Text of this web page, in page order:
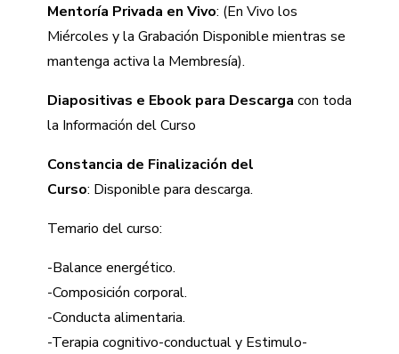
Mentoría Privada en Vivo: (En Vivo los
Miércoles y la Grabación Disponible mientras se
mantenga activa la Membresía).
Diapositivas e Ebook para Descarga con toda
la Información del Curso
Constancia de Finalización del
Curso: Disponible para descarga.
Temario del curso:
-Balance energético.
-Composición corporal.
-Conducta alimentaria.
-Terapia cognitivo-conductual y Estimulo-